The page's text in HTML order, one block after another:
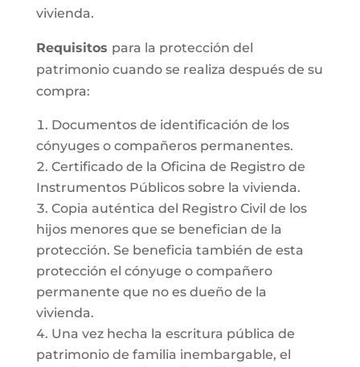
vivienda.
Requisitos para la protección del
patrimonio cuando se realiza después de su
compra:
Documentos de identificación de los
cónyuges o compañeros permanentes.
Certificado de la Oficina de Registro de
Instrumentos Públicos sobre la vivienda.
Copia auténtica del Registro Civil de los
hijos menores que se benefician de la
protección. Se beneficia también de esta
protección el cónyuge o compañero
permanente que no es dueño de la
vivienda.
Una vez hecha la escritura pública de
patrimonio de familia inembargable, el